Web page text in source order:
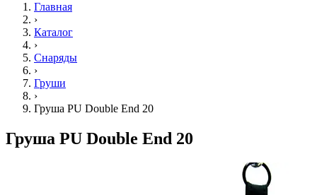
Главная
›
Каталог
›
Снаряды
›
Груши
›
Груша PU Double End 20
Груша PU Double End 20